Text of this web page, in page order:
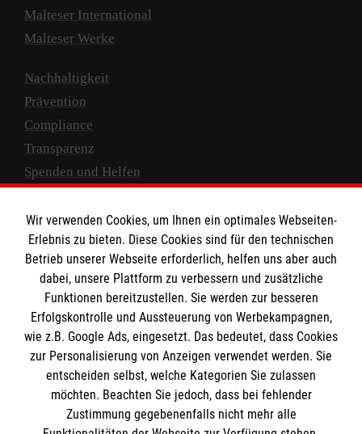
Malteser International
Malteser Werke
Nachhaltigkeit
Prävention
Compliance
Transparenz
Spenden und Helfen
Empfänger: Malteser Hilfsdienst e.V.
IBAN: DE10 3706 0120 1201 2000 12
BIC: GENODED 1PA7
Wir verwenden Cookies, um Ihnen ein optimales Webseiten-
Erlebnis zu bieten. Diese Cookies sind für den technischen
Betrieb unserer Webseite erforderlich, helfen uns aber auch
dabei, unsere Plattform zu verbessern und zusätzliche
Funktionen bereitzustellen. Sie werden zur besseren
Erfolgskontrolle und Aussteuerung von Werbekampagnen,
wie z.B. Google Ads, eingesetzt. Das bedeutet, dass Cookies
zur Personalisierung von Anzeigen verwendet werden. Sie
entscheiden selbst, welche Kategorien Sie zulassen
möchten. Beachten Sie jedoch, dass bei fehlender
Zustimmung gegebenenfalls nicht mehr alle